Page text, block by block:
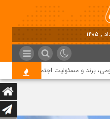
برند و مسئولیت اجتماعی دماوند